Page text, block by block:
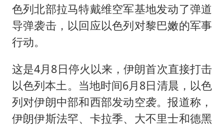
色列北部拉马特戴维空军基地发动了弹道
导弹袭击，以回应以色列对黎巴嫩的军事
行动。
这是4月8日停火以来，伊朗首次直接打击
以色列本土。当地时间6月8日清晨，以色
列对伊朗中部和西部发动空袭。报道称，
伊朗伊斯法罕、卡拉季、大不里士和德黑